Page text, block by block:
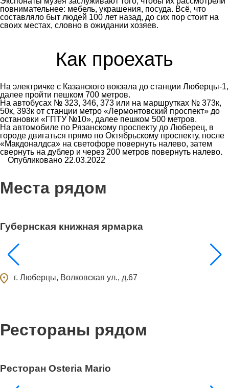
повнимательнее: мебель, украшения, посуда. Всё, что
составляло быт людей 100 лет назад, до сих пор стоит на
своих местах, словно в ожидании хозяев.
Как проехать
На электричке с Казанского вокзала до станции Люберцы-1,
далее пройти пешком 700 метров.
На автобусах № 323, 346, 373 или на маршрутках № 373к,
50к, 393к от станции метро «Лермонтовский проспект» до
остановки «ГПТУ №10», далее пешком 500 метров.
На автомобиле по Рязанскому проспекту до Люберец, в
городе двигаться прямо по Октябрьскому проспекту, после
«Макдоналдса» на светофоре повернуть налево, затем
свернуть на дублер и через 200 метров повернуть налево.
Опубликовано 22.03.2022
Места рядом
Губернская книжная ярмарка
г. Люберцы, Волковская ул., д.67
Рестораны рядом
Ресторан Osteria Mario